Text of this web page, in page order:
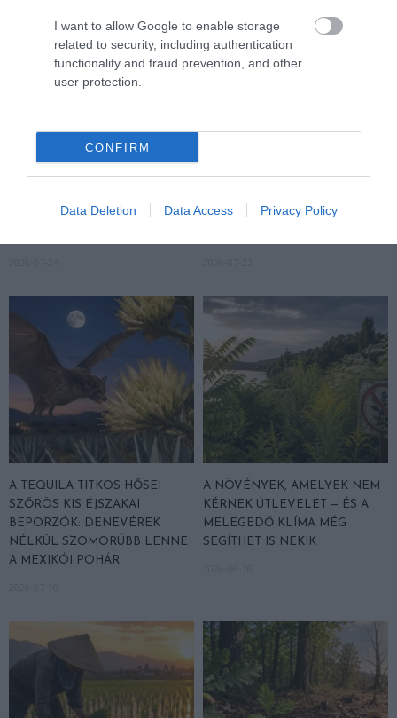
I want to allow Google to enable storage
related to security, including authentication
functionality and fraud prevention, and other
user protection.
CONFIRM
Data Deletion Data Access Privacy Policy
A NÖVÉNYEK IS KÖLTÖZNEK
BETOLAKODÓK, CSAK NEM
EGY ÖREG TÖLGY NEM CSAK
ÉTTEREM ÉS MENEDÉK
A TEQUILA TITKOS HŐSEI
SZŐRÖS KIS ÉJSZAKAI
BEPORZÓK: DENEVÉREK
NÉLKÜL SZOMORÚBB LENNE
A MEXIKÓI POHÁR
A NÖVÉNYEK, AMELYEK NEM
KÉRNEK ÚTLEVELET — ÉS A
MELEGEDŐ KLÍMA MÉG
SEGÍTHET IS NEKIK